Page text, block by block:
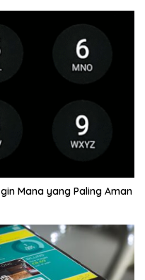
Mana yang Paling Aman